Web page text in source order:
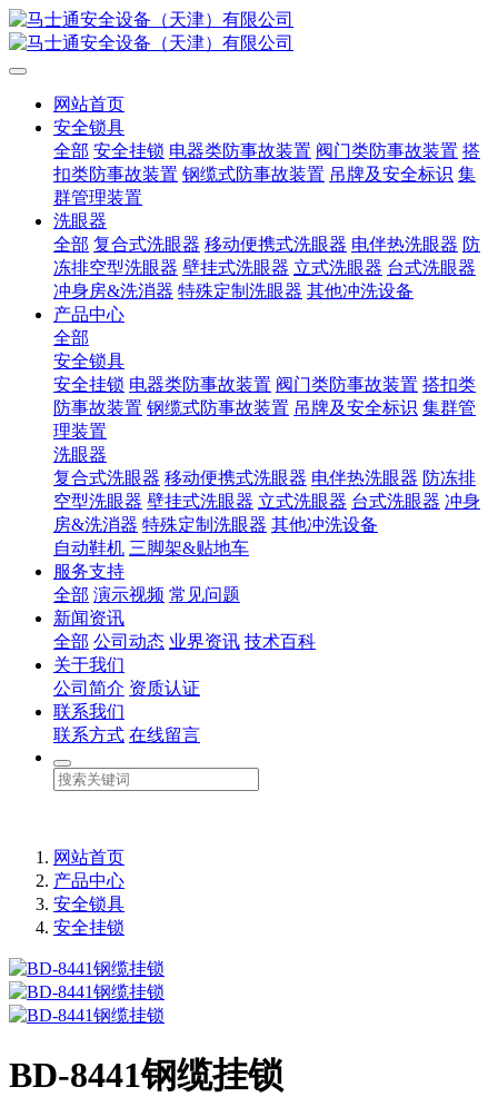
网站首页
安全锁具
全部 安全挂锁 电器类防事故装置 阀门类防事故装置 搭
扣类防事故装置 钢缆式防事故装置 吊牌及安全标识 集
群管理装置
洗眼器
全部 复合式洗眼器 移动便携式洗眼器 电伴热洗眼器 防
冻排空型洗眼器 壁挂式洗眼器 立式洗眼器 台式洗眼器
冲身房&洗消器 特殊定制洗眼器 其他冲洗设备
产品中心
全部
安全锁具
安全挂锁 电器类防事故装置 阀门类防事故装置 搭扣类
防事故装置 钢缆式防事故装置 吊牌及安全标识 集群管
理装置
洗眼器
复合式洗眼器 移动便携式洗眼器 电伴热洗眼器 防冻排
空型洗眼器 壁挂式洗眼器 立式洗眼器 台式洗眼器 冲身
房&洗消器 特殊定制洗眼器 其他冲洗设备
自动鞋机 三脚架&贴地车
服务支持
全部 演示视频 常见问题
新闻资讯
全部 公司动态 业界资讯 技术百科
关于我们
公司简介 资质认证
联系我们
联系方式 在线留言
网站首页
产品中心
安全锁具
安全挂锁
BD-8441钢缆挂锁